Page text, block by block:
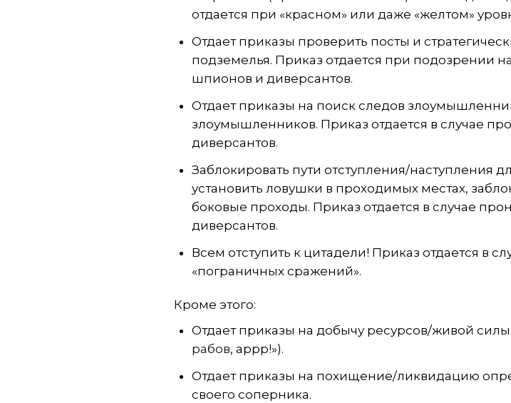
отдается при «красном» или даже «желтом»
Отдает приказы проверить посты и
подземелья. Приказ отдается при подозрении
шпионов и диверсантов.
Отдает приказы на поиск следов
злоумышленников. Приказ отдается в случае
диверсантов.
Заблокировать пути отступления/наступления
установить ловушки в проходимых местах,
боковые проходы. Приказ отдается в случае
диверсантов.
Всем отступить к цитадели! Приказ отдается в
«пограничных сражений».
Кроме этого:
Отдает приказы на добычу ресурсов/живой
рабов, аррр!»).
Отдает приказы на похищение/ликвидацию
своего соперника.